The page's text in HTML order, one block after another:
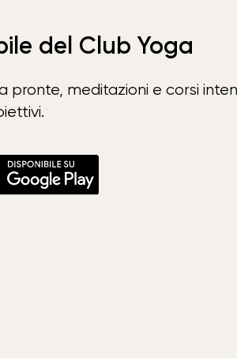
del Club Yoga
pronte, meditazioni e corsi